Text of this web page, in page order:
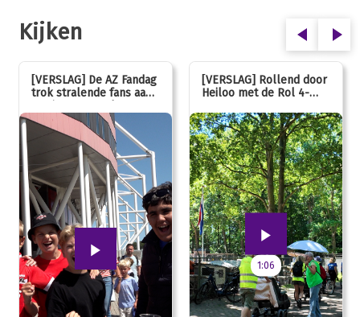
Kijken
[VERSLAG] De AZ Fandag
trok stralende fans aan,
[VERSLAG] Rollend door
Heiloo met de Rol 4-
1:06